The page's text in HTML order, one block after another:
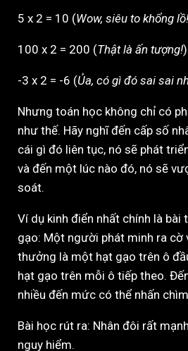
5 x 2 = 10 (Wow, siêu to khổng lồ!
100 x 2 = 200 (Thật là ấn tượng!)
-3 x 2 = -6 (Ủa, có gì đó sai sai
Nhưng toán học không chỉ có
như thế. Hãy nghĩ đến cấp số
cái gì đó liên tục, nó sẽ phát
và đến một lúc nào đó, nó sẽ
soát.
Ví dụ kinh điển nhất chính là bài
gạo: Một người phát minh ra cờ
thưởng là một hạt gạo trên ô
hạt gạo trên mỗi ô tiếp theo.
nhiều đến mức có thể nhấn
Bài học rút ra: Nhân đôi rất
nguy hiểm.